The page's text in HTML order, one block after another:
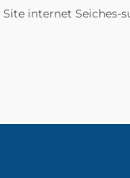
Site internet Seiches-